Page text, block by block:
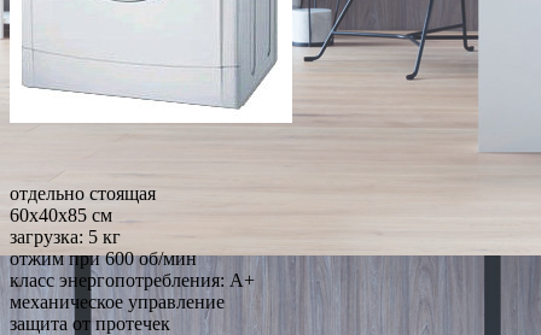
отдельно стоящая
60x40x85 см
загрузка: 5 кг
отжим при 600 об/мин
класс энергопотребления: A+
механическое управление
защита от протечек